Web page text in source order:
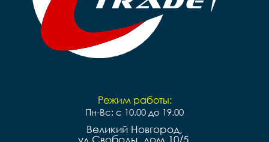
Режим работы:
Пн-Вс: с 10.00 до 19.00
Великий Новгород,
ул.Свободы, дом 10/5,